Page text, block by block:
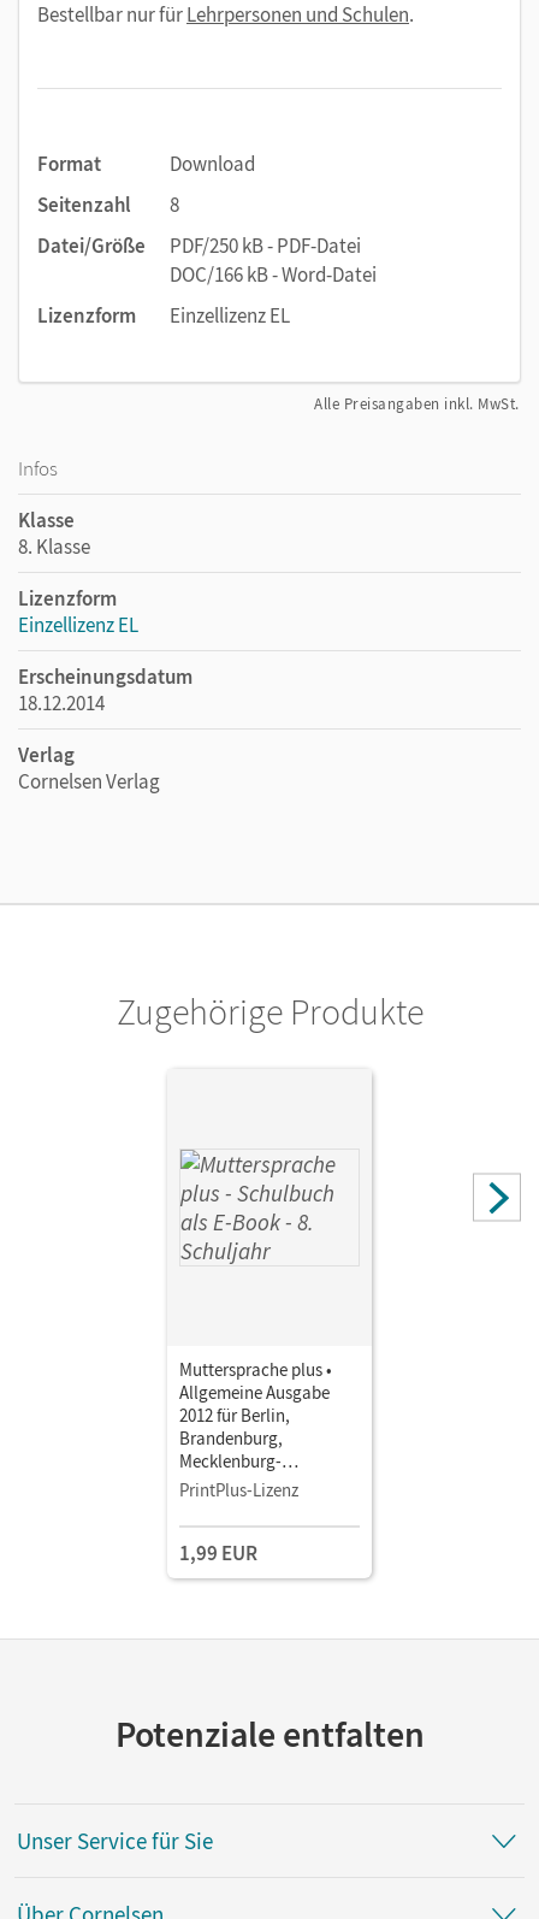
Bestellbar nur fürLehrpersonen und Schulen.
Format
Download
Seitenzahl
8
Datei/Größe
PDF/250 kB - PDF-Datei
DOC/166 kB - Word-Datei
Lizenzform
Einzellizenz EL
Alle Preisangaben inkl. MwSt.
Infos
Klasse
8. Klasse
Lizenzform
Einzellizenz EL
Erscheinungsdatum
18.12.2014
Verlag
Cornelsen Verlag
Zugehörige Produkte
Muttersprache plus •
Allgemeine Ausgabe
2012 für Berlin,
Brandenburg,
Mecklenburg-
Vorpommern, Sachsen-
Schuljahr • Schulbuch
als E-Book
PrintPlus-Lizenz
1,99 EUR
Potenziale entfalten
Unser Service für Sie